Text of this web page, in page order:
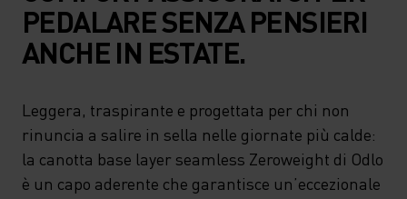
PEDALARE SENZA PENSIERI
ANCHE IN ESTATE.
Leggera, traspirante e progettata per chi non
rinuncia a salire in sella nelle giornate più calde:
la canotta base layer seamless Zeroweight di Odlo
è un capo aderente che garantisce un’eccezionale